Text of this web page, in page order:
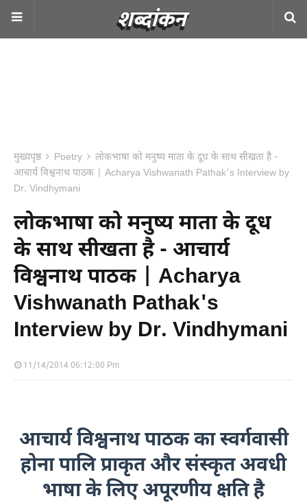
मुख्यपृष्ठ Poetry
लोकभाषा को मनुष्य माता के दूध के साथ सीखता है -
आचार्य विश्वनाथ पाठक | Acharya Vishwanath Pathak's Interview by
Dr. Vindhymani
लोकभाषा को मनुष्य माता के दूध
के साथ सीखता है - आचार्य
विश्वनाथ पाठक | Acharya
Vishwanath Pathak's
Interview by Dr. Vindhymani
11/14/2014 06:12:00 Pm
आचार्य विश्वनाथ पाठक का स्वर्गवासी
होना पालि प्राकृत और संस्कृत अवधी
भाषा के लिए अपूरणीय क्षति है